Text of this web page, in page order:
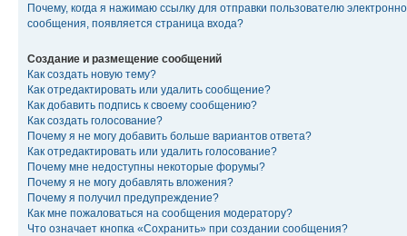
Почему, когда я нажимаю ссылку для отправки пользователю
сообщения, появляется страница входа?
Создание и размещение сообщений
Как создать новую тему?
Как отредактировать или удалить сообщение?
Как добавить подпись к своему сообщению?
Как создать голосование?
Почему я не могу добавить больше вариантов ответа?
Как отредактировать или удалить голосование?
Почему мне недоступны некоторые форумы?
Почему я не могу добавлять вложения?
Почему я получил предупреждение?
Как мне пожаловаться на сообщения модератору?
Что означает кнопка «Сохранить» при создании сообщения?